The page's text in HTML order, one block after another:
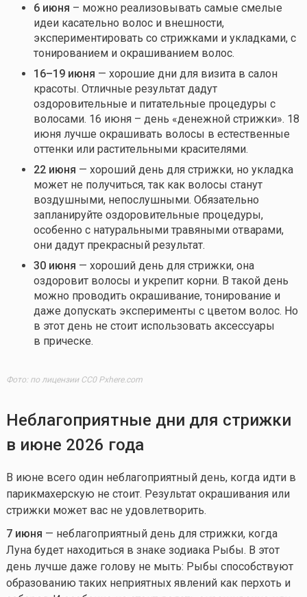
6 июня – можно реализовывать самые смелые
идеи касательно волос и внешности,
экспериментировать со стрижками и укладками, с
тонированием и окрашиванием волос.
16–19 июня — хорошие дни для визита в салон
красоты. Отличные результат дадут
оздоровительные и питательные процедуры с
волосами. 16 июня – день «денежной стрижки». 18
июня лучше окрашивать волосы в естественные
оттенки или растительными красителями.
22 июня — хороший день для стрижки, но укладка
может не получиться, так как волосы станут
воздушными, непослушными. Обязательно
запланируйте оздоровительные процедуры,
особенно с натуральными травяными отварами,
они дадут прекрасный результат.
30 июня — хороший день для стрижки, она
оздоровит волосы и укрепит корни. В такой день
можно проводить окрашивание, тонирование и
даже допускать эксперименты с цветом волос. Но
в этот день не стоит использовать аксессуары
в прическе.
Фото: по лицензии CC0 Pxhere.com
Неблагоприятные дни для стрижки
в июне 2026 года
В июне всего один неблагоприятный день, когда идти в
парикмахерскую не стоит. Результат окрашивания или
стрижки может вас не удовлетворить.
7 июня — неблагоприятный день для стрижки, когда
Луна будет находиться в знаке зодиака Рыбы. В этот
день лучше даже голову не мыть: Рыбы способствуют
образованию таких неприятных явлений как перхоть и